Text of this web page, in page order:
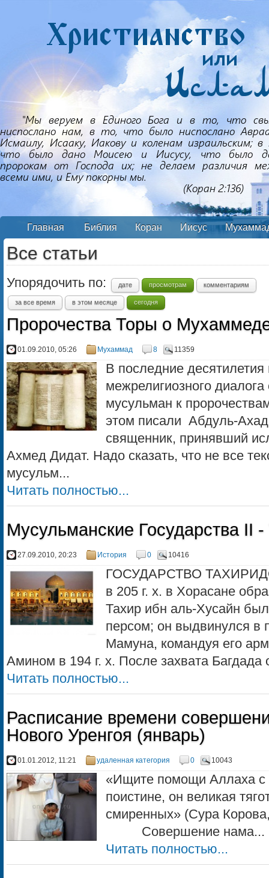
Главная Библия Коран Иисус
Все статьи
Упорядочить по: дате просмотрам комментариям
за все время в этом месяце сегодня
Пророчества Торы о
01.09.2010, 05:26 Мухаммад 8 11359
В последние
межрелигиозного
мусульман к
этом писали Абдуль-
священник, принявший
Ахмед Дидат. Надо сказать, что не все
мусульм...
Читать полностью...
Мусульманские Государства II
27.09.2010, 20:23 История 0 10416
ГОСУДАРСТВО
в 205 г. х. в Хорасане
Тахир ибн аль-Хусайн
персом; он выдвинулся в
Мамуна, командуя его
Амином в 194 г. х. После захвата Багдада
Читать полностью...
Расписание времени
Нового Уренгоя (январь)
01.01.2012, 11:21 удаленная категория 0 10043
«Ищите помощи Аллаха с
поистине, он великая
смиренных»
Совершение нама...
Читать полностью...